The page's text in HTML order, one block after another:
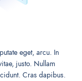
eget, arcu. In
justo. Nullam
Cras dapibus.